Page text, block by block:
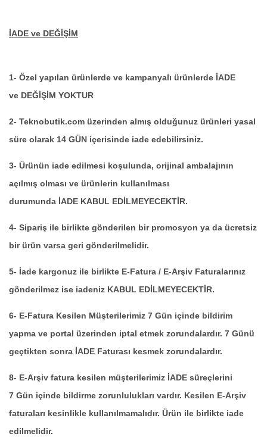
İADE ve DEĞİŞİM
1- Özel yapılan ürünlerde ve kampanyalı ürünlerde İADE
ve DEĞİŞİM YOKTUR
2- Teknobutik.com üzerinden almış olduğunuz ürünleri yasal
süre olarak 14 GÜN içerisinde iade edebilirsiniz.
3- Ürünün iade edilmesi koşulunda, orijinal ambalajının
açılmış olması ve ürünlerin kullanılması
durumunda İADE KABUL EDİLMEYECEKTİR.
4- Sipariş ile birlikte gönderilen bir promosyon ya da ücretsiz
bir ürün varsa geri gönderilmelidir.
5- İade kargonuz ile birlikte E-Fatura / E-Arşiv Faturalarınız
gönderilmez ise iadeniz KABUL EDİLMEYECEKTİR.
6- E-Fatura Kesilen Müşterilerimiz 7 Gün içinde bildirim
yapma ve portal üzerinden iptal etmek zorundalardır. 7 Günü
geçtikten sonra İADE Faturası kesmek zorundalardır.
8- E-Arşiv fatura kesilen müşterilerimiz İADE süreçlerini
7 Gün içinde bildirme zorunlulukları vardır. Kesilen E-Arşiv
faturaları kesinlikle kullanılmamalıdır. Ürün ile birlikte iade
edilmelidir.